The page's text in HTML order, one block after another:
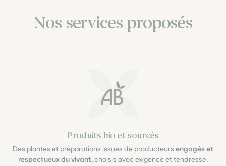
Nos services proposés
Produits bio et sourcés
Des plantes et préparations issues de producteurs engagés et
respectueux du vivant, choisis avec exigence et tendresse.